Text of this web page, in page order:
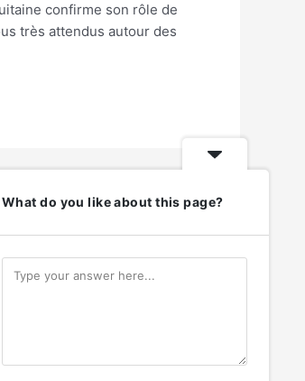
confirme son rôle de
très attendus autour des
What do you like about this page?